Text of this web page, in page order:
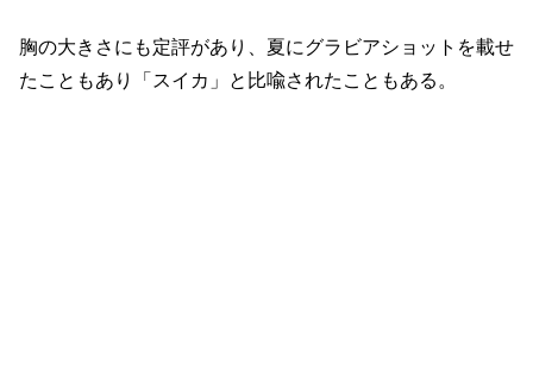
胸の大きさにも定評があり、夏にグラビアショットを載せ
たこともあり「スイカ」と比喩されたこともある。